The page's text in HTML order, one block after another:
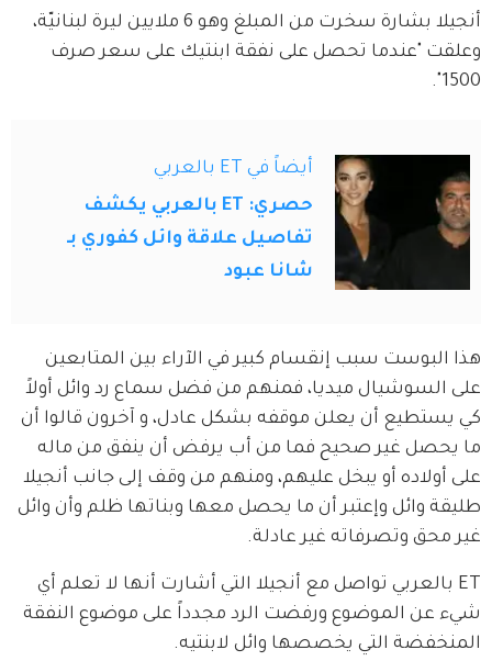
أنجيلا بشارة سخرت من المبلغ وهو 6 ملايين ليرة لبنانيّة،
وعلقت "عندما تحصل على نفقة ابنتيك على سعر صرف
1500".
أيضاً في ET بالعربي
حصري: ET بالعربي يكشف
تفاصيل علاقة وائل كفوري بـ
شانا عبود
هذا البوست سبب إنقسام كبير في الآراء بين المتابعين
على السوشيال ميديا، فمنهم من فضل سماع رد وائل أولاً
كي يستطيع أن يعلن موقفه بشكل عادل، و آخرون قالوا أن
ما يحصل غير صحيح فما من أب يرفض أن ينفق من ماله
على أولاده أو يبخل عليهم، ومنهم من وقف إلى جانب أنجيلا
طليقة وائل وإعتبر أن ما يحصل معها وبناتها ظلم وأن وائل
غير محق وتصرفاته غير عادلة.
ET بالعربي تواصل مع أنجيلا التي أشارت أنها لا تعلم أي
شيء عن الموضوع ورفضت الرد مجدداً على موضوع النفقة
المنخفضة التي يخصصها وائل لابنتيه.